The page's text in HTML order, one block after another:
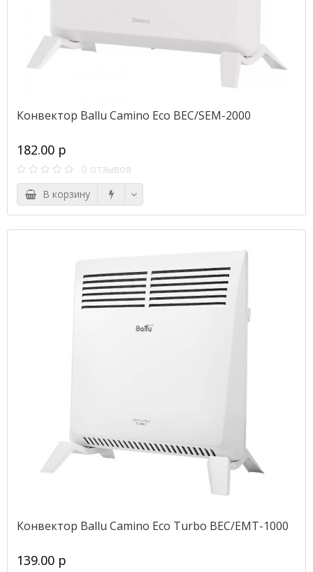
Конвектор Ballu Camino Eco BEC/SEM-2000
182.00 р
0 отзывов
В корзину
Конвектор Ballu Camino Eco Turbo BEC/EMT-1000
139.00 р